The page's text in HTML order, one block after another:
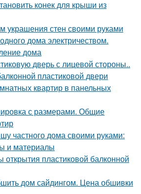
конек для крыши из
украшения стен своими руками
дома электричеством.
дома
дверь с лицевой стороны..
пластиковой двери
квартир в панельных
с размерами. Общие
частного дома своими руками:
и материалы
пластиковой балконной
дом сайдингом. Цена обшивки